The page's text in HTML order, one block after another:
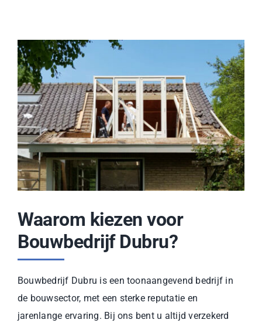
Waarom kiezen voor
Bouwbedrijf Dubru?
Bouwbedrijf Dubru is een toonaangevend bedrijf in
de bouwsector, met een sterke reputatie en
jarenlange ervaring. Bij ons bent u altijd verzekerd